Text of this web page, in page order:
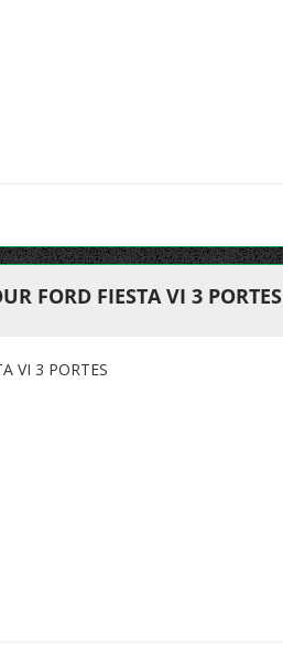
FORD FIESTA VI 3 PORTES
VI 3 PORTES